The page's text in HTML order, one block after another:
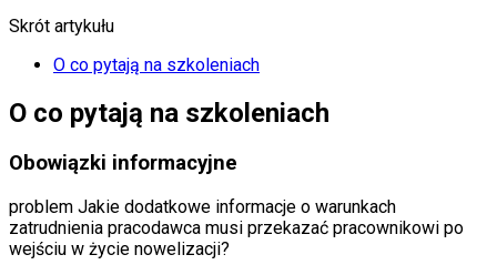
Skrót artykułu
O co pytają na szkoleniach
O co pytają na szkoleniach
Obowiązki informacyjne
problem Jakie dodatkowe informacje o warunkach
zatrudnienia pracodawca musi przekazać pracownikowi po
wejściu w życie nowelizacji?